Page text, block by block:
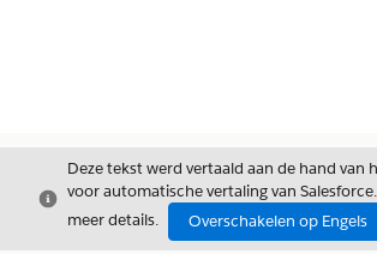
Sluiten
Deze tekst werd vertaald aan de hand van
voor automatische vertaling van
meer details.
Overschakelen op Engels